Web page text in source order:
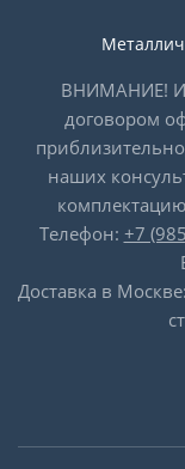
ВНИМАНИЕ!
договором
наших
Телефон: +7
Доставка в